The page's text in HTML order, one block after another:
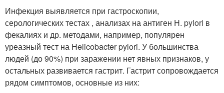
Инфекция выявляется при гастроскопии,
серологических тестах , анализах на антиген H. pylori в
фекалиях и др. методами, например, популярен
уреазный тест на Helicobacter pylori. У большинства
людей (до 90%) при заражении нет явных признаков, у
остальных развивается гастрит. Гастрит сопровождается
рядом симптомов, основные из них: